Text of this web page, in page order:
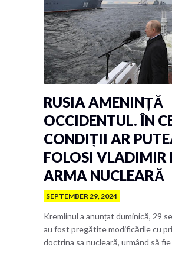
RUSIA AMENINȚĂ
OCCIDENTUL. ÎN
CONDIȚII AR
FOLOSI VLADIMIR
ARMA NUCLEARĂ
SEPTEMBER 29, 2024
Kremlinul a anunțat duminică, 29
au fost pregătite modificările cu
doctrina sa nucleară, urmând să